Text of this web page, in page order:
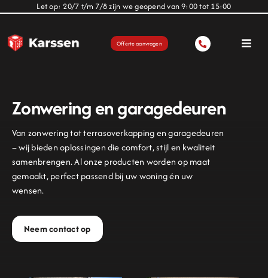
inhoud
Let op: 20/7 t/m 7/8 zijn we geopend van 9:00 tot 15:00
Offerte aanvragen
Zonwering
Terrasoverkapping
Over ons
Projecten
Zonwering en garagedeuren
Van zonwering tot terrasoverkapping en garagedeuren
– wij bieden oplossingen die comfort, stijl en kwaliteit
samenbrengen. Al onze producten worden op maat
gemaakt, perfect passend bij uw woning én uw
wensen.
Neem contact op